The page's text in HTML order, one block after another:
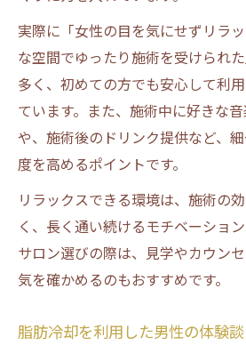
実際に「女性の目を気にせずリラ
な空間でゆったり施術を受けられ
多く、初めての方でも安心して利
ています。また、施術中に好きな
や、施術後のドリンク提供など、
度を高めるポイントです。
リラックスできる環境は、施術の
く、長く通い続けるモチベーション
サロン選びの際は、見学やカウン
気を確かめるのもおすすめです。
脂肪冷却を利用した男性の体験